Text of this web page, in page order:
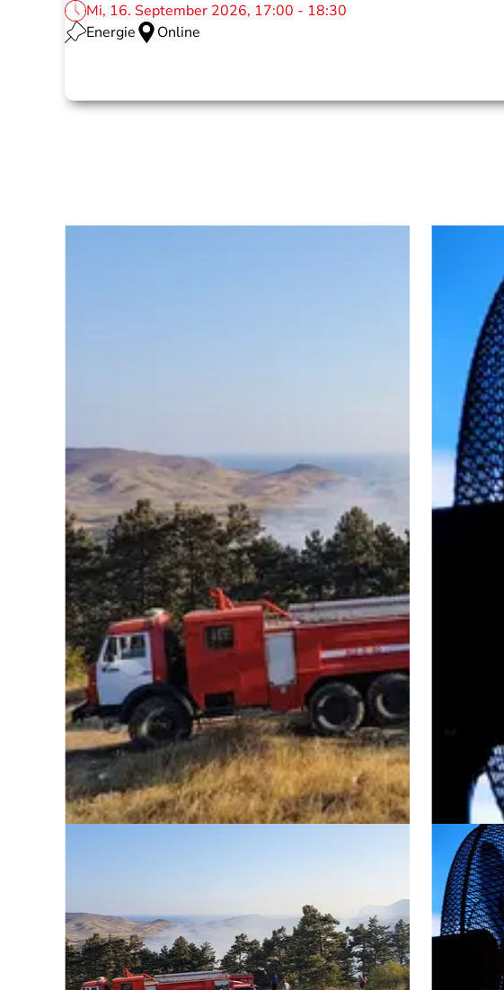
Mi, 16. September 2026, 17:00 - 18:30
Energie
Online